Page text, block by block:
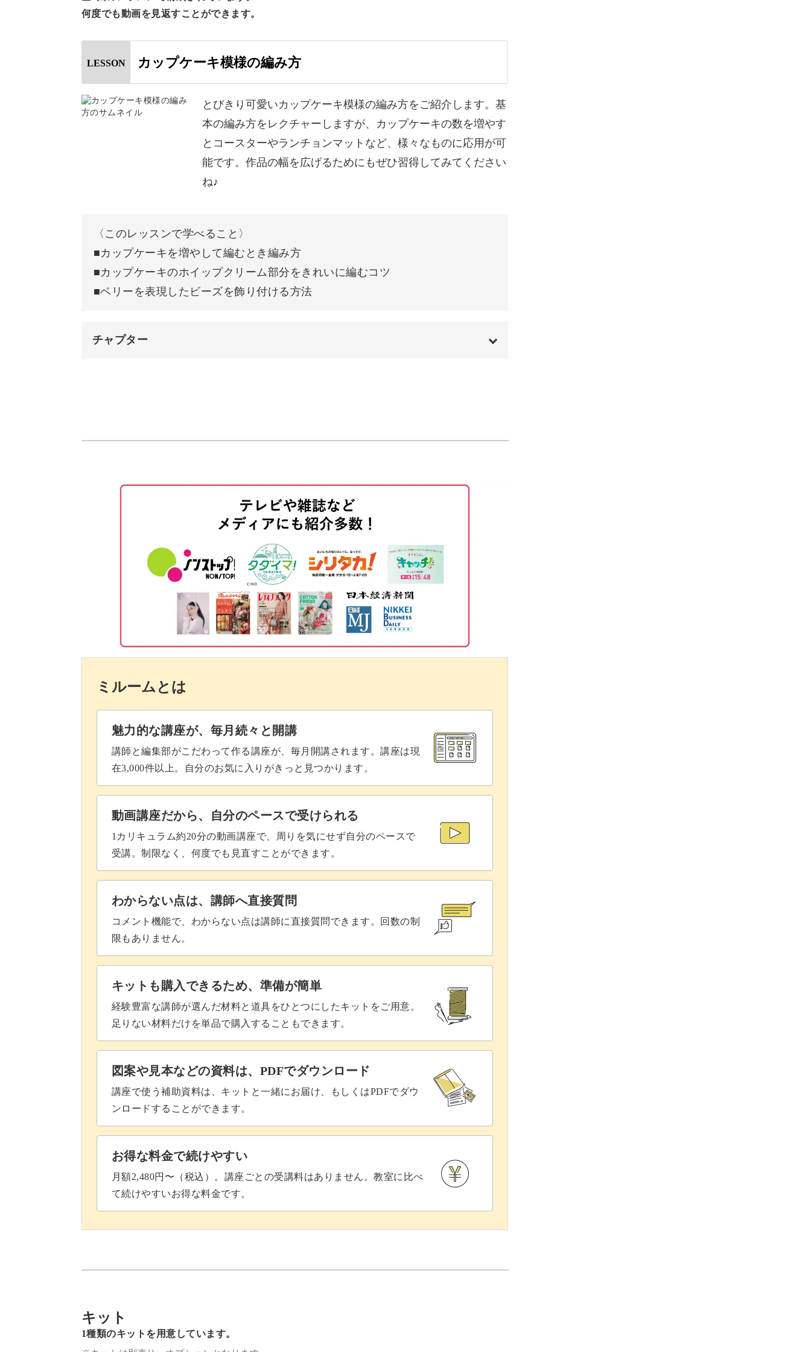
カップケーキをたくさんつなげてレースのようにして図書袋のふちにつけたり、洗える
糸で編んでコースターにしたりと、色々な形で応用してカップケーキ模様編みを楽しん
でみてください♪
何度でも動画を見返すことができます。
LESSON カップケーキ模様の編み方
とびきり可愛いカップケーキ模様の編み方をご紹介します。基
本の編み方をレクチャーしますが、カップケーキの数を増やす
とコースターやランチョンマットなど、様々なものに応用が可
能です。作品の幅を広げるためにもぜひ習得してみてください
ね♪
〈このレッスンで学べること〉
■カップケーキを増やして編むとき編み方
■カップケーキのホイップクリーム部分をきれいに編むコツ
■ベリーを表現したビーズを飾り付ける方法
チャプター
1段目カップケーキの土台部分を編む
2段目カップケーキのカップ部分を編む
3段目ピンクのクリームを編む
4段目ホイップクリーム部分を編む
5段目カップケーキの土台部分を編む
完成
ミルームとは
魅力的な講座が、毎月続々と開講
講師と編集部がこだわって作る講座が、毎月開講されます。講座は現
在3,000件以上。自分のお気に入りがきっと見つかります。
動画講座だから、自分のペースで受けられる
1カリキュラム約20分の動画講座で、周りを気にせず自分のペースで
受講。制限なく、何度でも見直すことができます。
わからない点は、講師へ直接質問
コメント機能で、わからない点は講師に直接質問できます。回数の制
限もありません。
キットも購入できるため、準備が簡単
経験豊富な講師が選んだ材料と道具をひとつにしたキットをご用意。
足りない材料だけを単品で購入することもできます。
図案や見本などの資料は、PDFでダウンロード
講座で使う補助資料は、キットと一緒にお届け、もしくはPDFでダウ
ンロードすることができます。
お得な料金で続けやすい
月額2,480円〜（税込）。講座ごとの受講料はありません。教室に比べ
て続けやすいお得な料金です。
キット
1種類のキットを用意しています。